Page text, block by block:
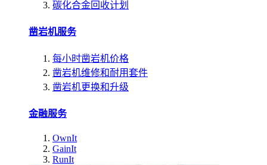
碳化合金回收计划
凿岩机服务
每小时凿岩机价格
凿岩机维修和耐用套件
凿岩机更换和升级
金融服务
OwnIt
GainIt
RunIt